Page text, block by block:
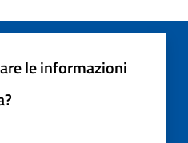
le informazioni